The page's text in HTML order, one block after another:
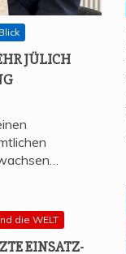
JÜLICH
die WELT
EIN­SATZ­